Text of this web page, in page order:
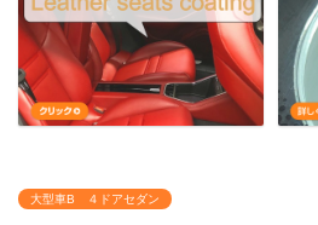
大型車B ４ドアセダン